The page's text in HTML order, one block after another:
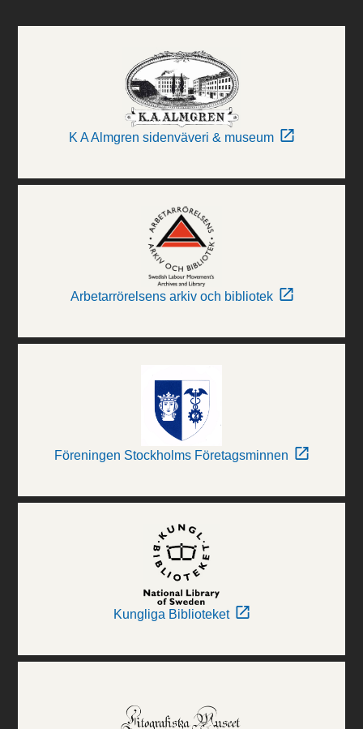
K A Almgren sidenväveri & museum
Arbetarrörelsens arkiv och bibliotek
Föreningen Stockholms Företagsminnen
Kungliga Biblioteket